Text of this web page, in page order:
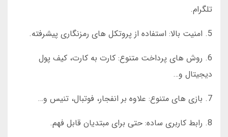
تلگرام.
5. امنیت بالا: استفاده از پروتکل های رمزنگاری پیشرفته.
6. روش های پرداخت متنوع: کارت به کارت، کیف پول
دیجیتال و…
7. بازی های متنوع: علاوه بر انفجار، فوتبال، تنیس و…
8. رابط کاربری ساده: حتی برای مبتدیان قابل فهم.